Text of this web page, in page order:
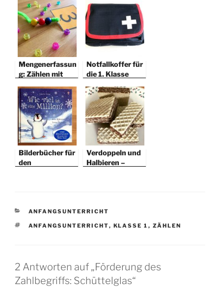
Mengenerfassun
g: Zählen mit
Notfallkoffer für
die 1. Klasse
Bilderbücher für
den
Verdoppeln und
Halbieren –
KATEGORIEN
ANFANGSUNTERRICHT
SCHLAGWÖRTER
ANFANGSUNTERRICHT, KLASSE 1 , ZÄHLEN
2 Antworten auf „Förderung des
Zahlbegriffs: Schüttelglas“